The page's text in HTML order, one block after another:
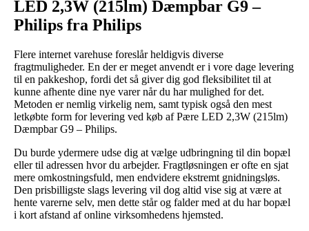
LED 2,3W (215lm) Dæmpbar G9 –
Philips fra Philips
Flere internet varehuse foreslår heldigvis diverse
fragtmuligheder. En der er meget anvendt er i vore dage levering
til en pakkeshop, fordi det så giver dig god fleksibilitet til at
kunne afhente dine nye varer når du har mulighed for det.
Metoden er nemlig virkelig nem, samt typisk også den mest
letkøbte form for levering ved køb af Pære LED 2,3W (215lm)
Dæmpbar G9 – Philips.
Du burde ydermere udse dig at vælge udbringning til din bopæl
eller til adressen hvor du arbejder. Fragtløsningen er ofte en sjat
mere omkostningsfuld, men endvidere ekstremt gnidningsløs.
Den prisbilligste slags levering vil dog altid vise sig at være at
hente varerne selv, men dette står og falder med at du har bopæl
i kort afstand af online virksomhedens hjemsted.